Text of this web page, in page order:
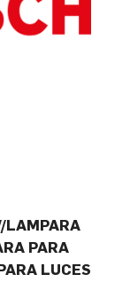
LAMPARA
PARA
LUCES